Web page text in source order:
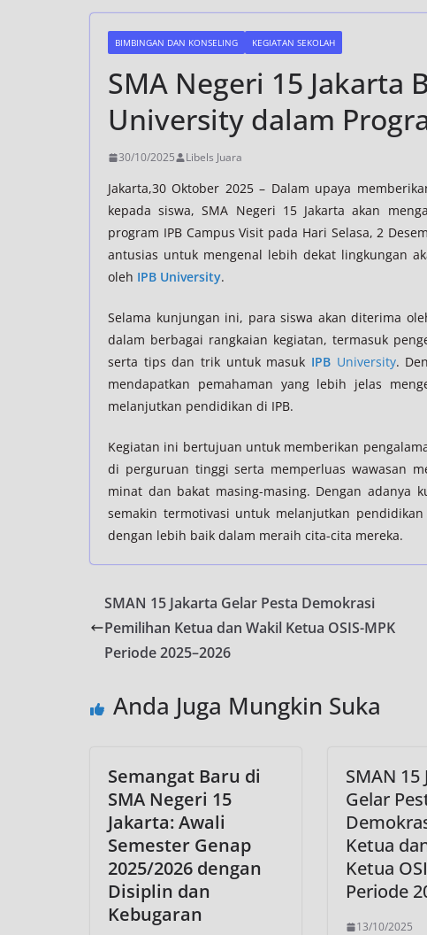
BIMBINGAN DAN KONSELING KEGIATAN SEKOLAH
SMA Negeri 15 Jakarta
University dalam
30/10/2025 Libels Juara
Jakarta,30 Oktober 2025 – Dalam upaya
kepada siswa, SMA Negeri 15 Jakarta akan
program IPB Campus Visit pada Hari Selasa, 2
antusias untuk mengenal lebih dekat lingkungan
oleh IPB University.
Selama kunjungan ini, para siswa akan diterima
dalam berbagai rangkaian kegiatan, termasuk
serta tips dan trik untuk masuk IPB University.
mendapatkan pemahaman yang lebih jelas
melanjutkan pendidikan di IPB.
Kegiatan ini bertujuan untuk memberikan
di perguruan tinggi serta memperluas wawasan
minat dan bakat masing-masing. Dengan adanya
semakin termotivasi untuk melanjutkan
dengan lebih baik dalam meraih cita-cita mereka.
SMAN 15 Jakarta Gelar Pesta Demokrasi
Pemilihan Ketua dan Wakil Ketua OSIS-MPK
Periode 2025–2026
Anda Juga Mungkin Suka
Semangat Baru di
SMA Negeri 15
Jakarta: Awali
Semester Genap
2025/2026 dengan
Disiplin dan
Kebugaran
SMAN 15
Gelar
Ketua
Ketua
Periode
13/10/2025